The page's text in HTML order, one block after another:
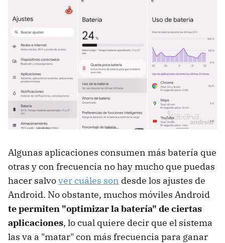
Algunas aplicaciones consumen más batería que
otras y con frecuencia no hay mucho que puedas
hacer salvover cuáles son desde los ajustes de
Android. No obstante, muchos móviles Android
te permiten "optimizar la batería" de ciertas
aplicaciones, lo cual quiere decir que el sistema
las va a "matar" con más frecuencia para ganar